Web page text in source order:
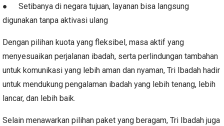
●
Setibanya di negara tujuan, layanan bisa langsung
digunakan tanpa aktivasi ulang
Dengan pilihan kuota yang fleksibel, masa aktif yang
menyesuaikan perjalanan ibadah, serta perlindungan tambahan
untuk komunikasi yang lebih aman dan nyaman, Tri Ibadah hadir
untuk mendukung pengalaman ibadah yang lebih tenang, lebih
lancar, dan lebih baik.
Selain menawarkan pilihan paket yang beragam, Tri Ibadah juga